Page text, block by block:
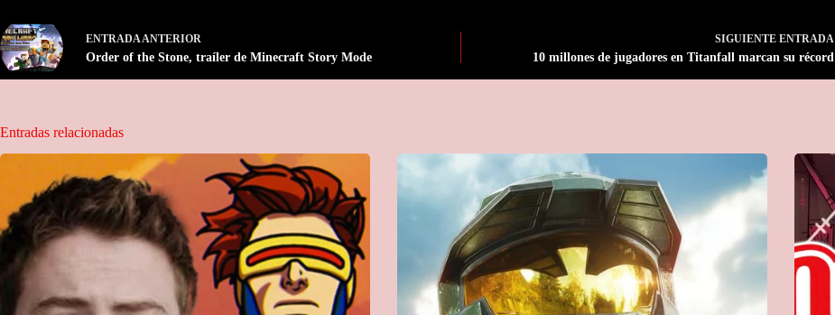
ENTRADAANTERIOR
Order of the Stone, traíler de Minecraft Story Mode
SIGUIENTEENTRADA
10 millones de jugadores en Titanfall marcan su récord
Entradas relacionadas